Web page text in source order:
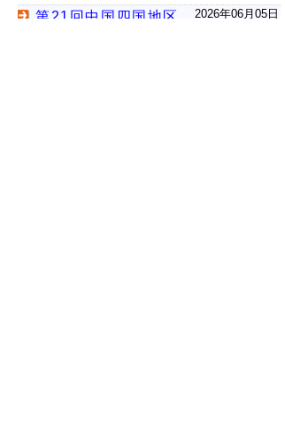
2026年06月05日
第21回中国四国地区